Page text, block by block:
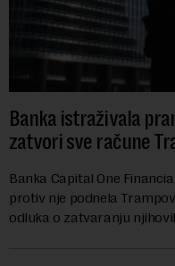
Banka istraživala
zatvori sve račune
Banka Capital One
protiv nje podnela
odluka o zatvaranju